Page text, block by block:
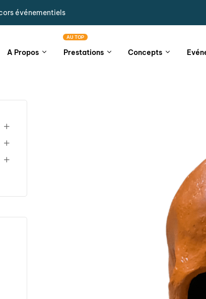
événementiels
A Propos Prestations
AU TOP
Concepts